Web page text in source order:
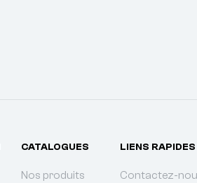
CATALOGUES
Nos produits
LIENS RAPIDES
Contactez-